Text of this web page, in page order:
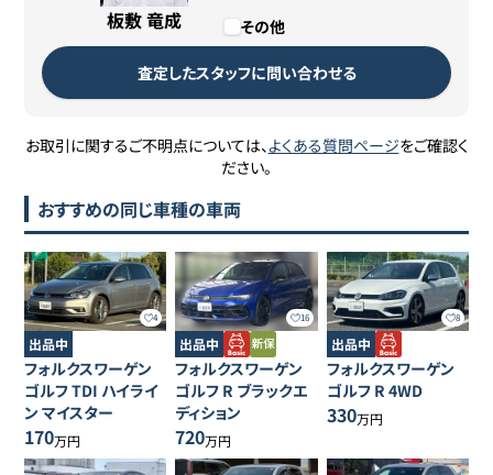
板敷 竜成
その他
査定したスタッフに問い合わせる
お取引に関するご不明点については、よくある質問ページをご確認く
ださい。
おすすめの同じ車種の車両
4
出品中
フォルクスワーゲン
ゴルフTDI ハイライ
ン マイスター
170万円
16
出品中
フォルクスワーゲン
ゴルフ R ブラックエ
ディション
720万円
8
出品中
フォルクスワーゲン
ゴルフ R 4WD
330万円